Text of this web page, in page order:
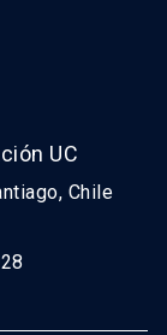
UC
Chile